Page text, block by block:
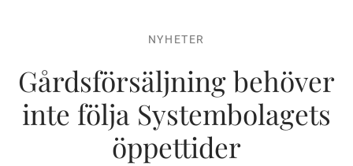
NYHETER
Gårdsförsäljning behöver
inte följa Systembolagets
öppettider